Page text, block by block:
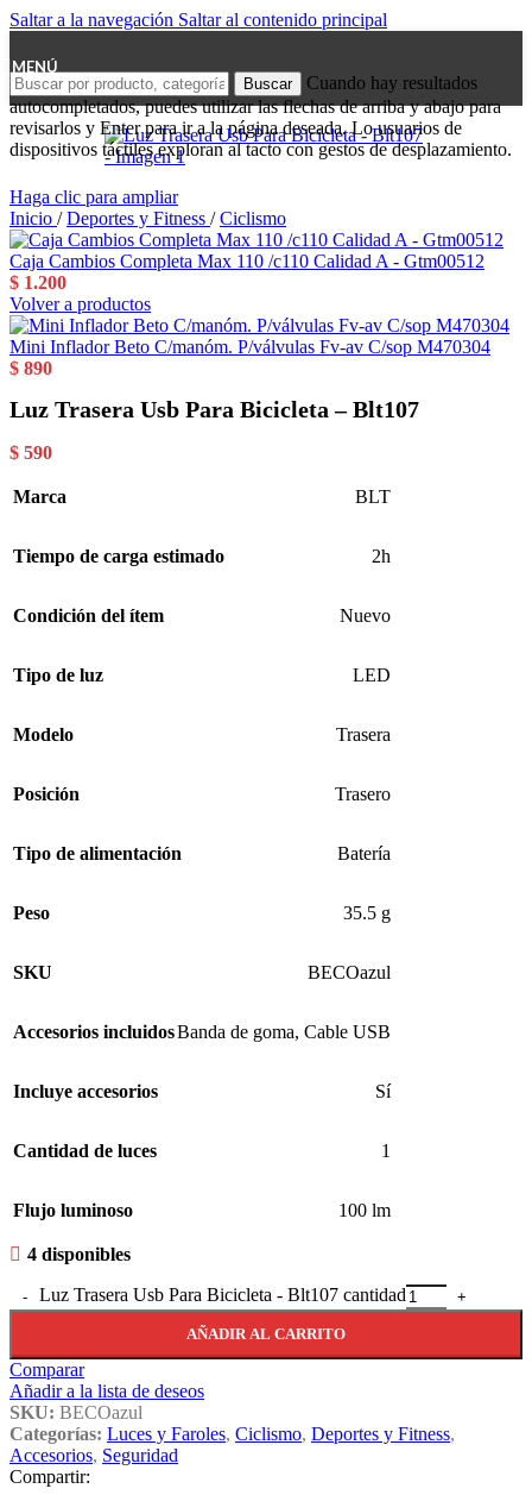
Saltar a la navegación Saltar al contenido principal
MENÚ
Buscar
Cuando hay resultados
autocompletados, puedes utilizar las flechas de arriba y abajo para
revisarlos y Enter para ir a la página deseada. Lo usuarios de
dispositivos táctiles exploran al tacto con gestos de desplazamiento.
Haga clic para ampliar
Inicio / Deportes y Fitness / Ciclismo
Caja Cambios Completa Max 110 /c110 Calidad A - Gtm00512
$ 1.200
Volver a productos
Mini Inflador Beto C/manóm. P/válvulas Fv-av C/sop M470304
$ 890
Luz Trasera Usb Para Bicicleta – Blt107
$ 590
Marca BLT
Tiempo de carga estimado 2h
Condición del ítem Nuevo
Tipo de luz LED
Modelo Trasera
Posición Trasero
Tipo de alimentación Batería
Peso 35.5 g
SKU BECOazul
Accesorios incluidosBanda de goma, Cable USB
Incluye accesorios Sí
Cantidad de luces 1
Flujo luminoso 100 lm
4 disponibles
Luz Trasera Usb Para Bicicleta - Blt107 cantidad
AÑADIR AL CARRITO
Comparar
Añadir a la lista de deseos
SKU: BECOazul
Categorías: Luces y Faroles, Ciclismo, Deportes y Fitness,
Accesorios, Seguridad
Compartir: